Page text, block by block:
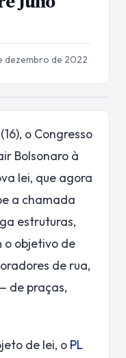
dezembro de 2022
o Congresso
Bolsonaro à
lei, que agora
a chamada
estruturas,
o objetivo de
de rua,
de praças,
de lei, o PL